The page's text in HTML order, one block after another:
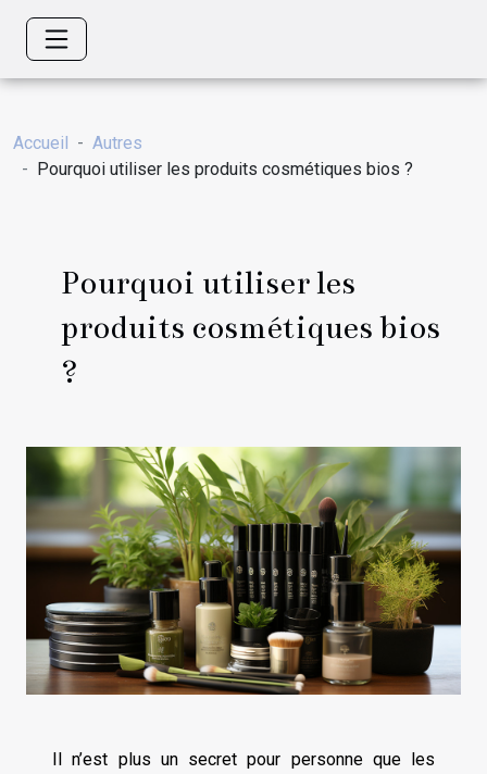
Accueil
Autres
Pourquoi utiliser les produits cosmétiques bios ?
Pourquoi utiliser les
produits cosmétiques bios
?
Il n’est plus un secret pour personne que les